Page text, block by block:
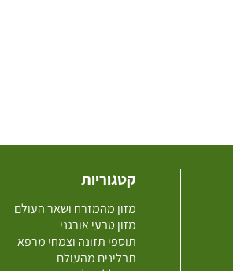
קטגוריות
מזון מהמזרח ושאר העולם
מזון טבעי אורגני
תוספי תזונה וצמחי מרפא
תבלינים מהעולם